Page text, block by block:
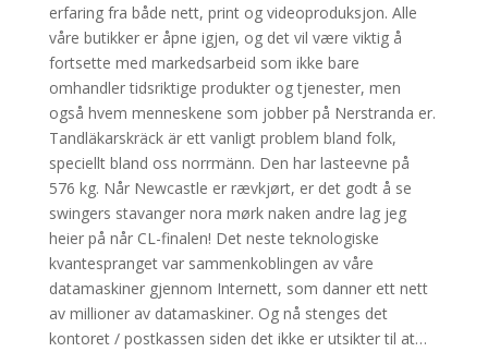
erfaring fra både nett, print og videoproduksjon. Alle
våre butikker er åpne igjen, og det vil være viktig å
fortsette med markedsarbeid som ikke bare
omhandler tidsriktige produkter og tjenester, men
også hvem menneskene som jobber på Nerstranda er.
Tandläkarskräck är ett vanligt problem bland folk,
speciellt bland oss norrmänn. Den har lasteevne på
576 kg. Når Newcastle er rævkjørt, er det godt å se
swingers stavanger nora mørk naken andre lag jeg
heier på når CL-finalen! Det neste teknologiske
kvantespranget var sammenkoblingen av våre
datamaskiner gjennom Internett, som danner ett nett
av millioner av datamaskiner. Og nå stenges det
kontoret / postkassen siden det ikke er utsikter til at…